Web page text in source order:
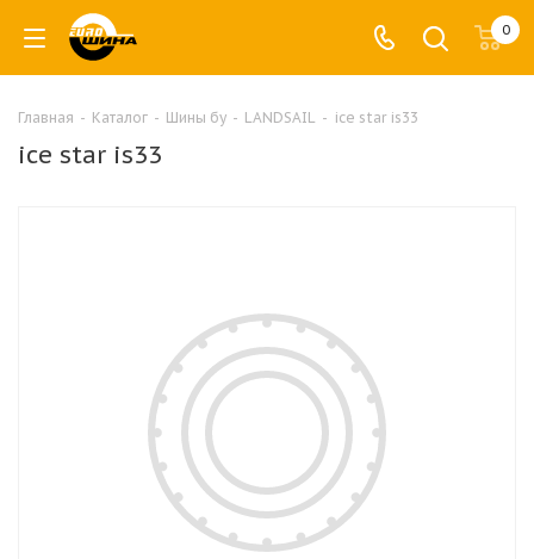
0
Главная - Каталог - Шины бу - LANDSAIL - ice star is33
ice star is33